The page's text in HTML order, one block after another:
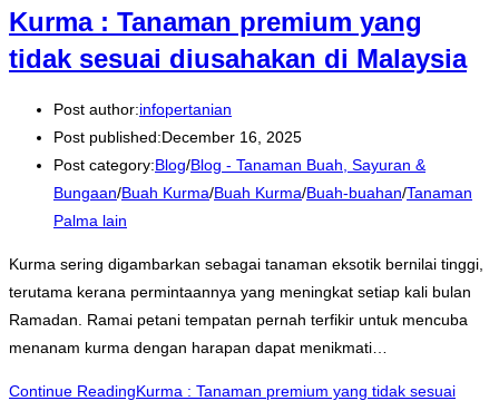
Kurma : Tanaman premium yang
tidak sesuai diusahakan di Malaysia
Post author:infopertanian
Post published:December 16, 2025
Post category:Blog/Blog - Tanaman Buah, Sayuran &
Bungaan/Buah Kurma/Buah Kurma/Buah-buahan/Tanaman
Palma lain
Kurma sering digambarkan sebagai tanaman eksotik bernilai tinggi,
terutama kerana permintaannya yang meningkat setiap kali bulan
Ramadan. Ramai petani tempatan pernah terfikir untuk mencuba
menanam kurma dengan harapan dapat menikmati…
Continue ReadingKurma : Tanaman premium yang tidak sesuai